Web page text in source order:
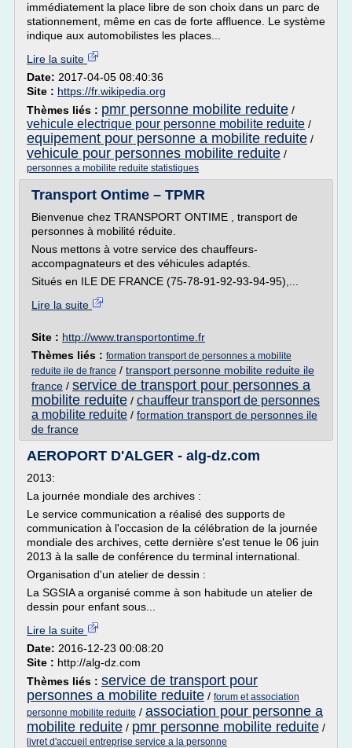
immédiatement la place libre de son choix dans un parc de
stationnement, même en cas de forte affluence. Le système
indique aux automobilistes les places...
Lire la suite
Date: 2017-04-05 08:40:36
Site : https://fr.wikipedia.org
Thèmes liés : pmr personne mobilite reduite /
vehicule electrique pour personne mobilite reduite /
equipement pour personne a mobilite reduite /
vehicule pour personnes mobilite reduite /
personnes a mobilite reduite statistiques
Transport Ontime – TPMR
Bienvenue chez TRANSPORT ONTIME , transport de
personnes à mobilité réduite.
Nous mettons à votre service des chauffeurs-
accompagnateurs et des véhicules adaptés.
Situés en ILE DE FRANCE (75-78-91-92-93-94-95),...
Lire la suite
Site : http://www.transportontime.fr
Thèmes liés : formation transport de personnes a mobilite
reduite ile de france / transport personne mobilite reduite ile
france / service de transport pour personnes a
mobilite reduite / chauffeur transport de personnes
a mobilite reduite / formation transport de personnes ile
de france
AEROPORT D'ALGER - alg-dz.com
2013:
La journée mondiale des archives :
Le service communication a réalisé des supports de
communication à l'occasion de la célébration de la journée
mondiale des archives, cette dernière s'est tenue le 06 juin
2013 à la salle de conférence du terminal international.
Organisation d'un atelier de dessin :
La SGSIA a organisé comme à son habitude un atelier de
dessin pour enfant sous...
Lire la suite
Date: 2016-12-23 00:08:20
Site : http://alg-dz.com
Thèmes liés : service de transport pour
personnes a mobilite reduite / forum et association
personne mobilite reduite / association pour personne a
mobilite reduite / pmr personne mobilite reduite /
livret d'accueil entreprise service a la personne